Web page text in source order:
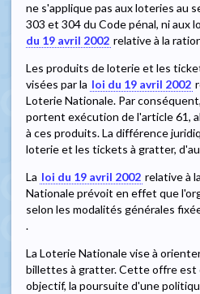
ne s'applique pas aux loteries au
303 et 304 du Code pénal, ni aux
du 19 avril 2002 relative à la
Les produits de loterie et les
visées par la loi du 19 avril 2002
Loterie Nationale. Par
portent exécution de l'article 61,
à ces produits. La différence
loterie et les tickets à gratter,
La loi du 19 avril 2002 relative à
Nationale prévoit en effet que
selon les modalités générales
.
La Loterie Nationale vise à
billettes à gratter. Cette offre
objectif, la poursuite d'une